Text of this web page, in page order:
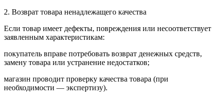
2. Возврат товара ненадлежащего качества
Если товар имеет дефекты, повреждения или несоответствует
заявленным характеристикам:
покупатель вправе потребовать возврат денежных средств,
замену товара или устранение недостатков;
магазин проводит проверку качества товара (при
необходимости — экспертизу).